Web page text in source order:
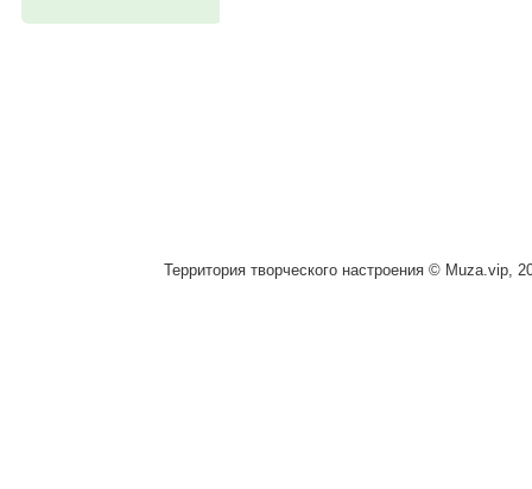
Территория творческого настроения © Muza.vip,